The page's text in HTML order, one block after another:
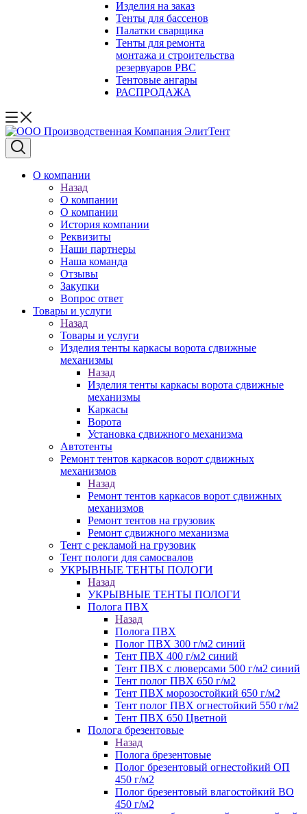
Изделия на заказ
Тенты для бассенов
Палатки сварщика
Тенты для ремонта
монтажа и строительства
резервуаров РВС
Тентовые ангары
РАСПРОДАЖА
О компании
Назад
О компании
О компании
История компании
Реквизиты
Наши партнеры
Наша команда
Отзывы
Закупки
Вопрос ответ
Товары и услуги
Назад
Товары и услуги
Изделия тенты каркасы ворота сдвижные
механизмы
Назад
Изделия тенты каркасы ворота сдвижные
механизмы
Каркасы
Ворота
Установка сдвижного механизма
Автотенты
Ремонт тентов каркасов ворот сдвижных
механизмов
Назад
Ремонт тентов каркасов ворот сдвижных
механизмов
Ремонт тентов на грузовик
Ремонт сдвижного механизма
Тент с рекламой на грузовик
Тент пологи для самосвалов
УКРЫВНЫЕ ТЕНТЫ ПОЛОГИ
Назад
УКРЫВНЫЕ ТЕНТЫ ПОЛОГИ
Полога ПВХ
Назад
Полога ПВХ
Полог ПВХ 300 г/м2 синий
Тент ПВХ 400 г/м2 синий
Тент ПВХ с люверсами 500 г/м2 синий
Тент полог ПВХ 650 г/м2
Тент ПВХ морозостойкий 650 г/м2
Тент полог ПВХ огнестойкий 550 г/м2
Тент ПВХ 650 Цветной
Полога брезентовые
Назад
Полога брезентовые
Полог брезентовый огнестойкий ОП
450 г/м2
Полог брезентовый влагостойкий ВО
450 г/м2